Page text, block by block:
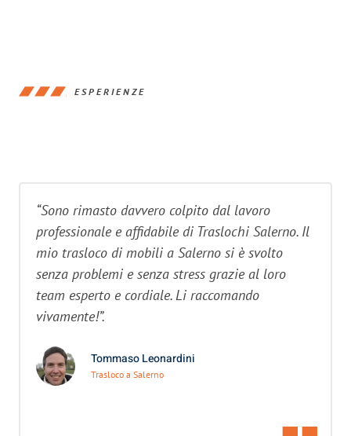
ESPERIENZE
“Sono rimasto davvero colpito dal lavoro
professionale e affidabile di Traslochi Salerno. Il
mio trasloco di mobili a Salerno si è svolto
senza problemi e senza stress grazie al loro
team esperto e cordiale. Li raccomando
vivamente!”.
Tommaso Leonardini
Trasloco a Salerno